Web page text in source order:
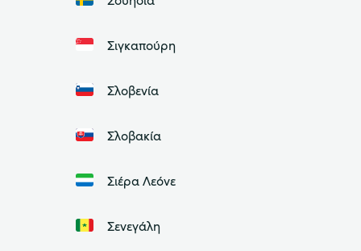
Σιγκαπούρη
Σλοβενία
Σλοβακία
Σιέρα Λεόνε
Σενεγάλη